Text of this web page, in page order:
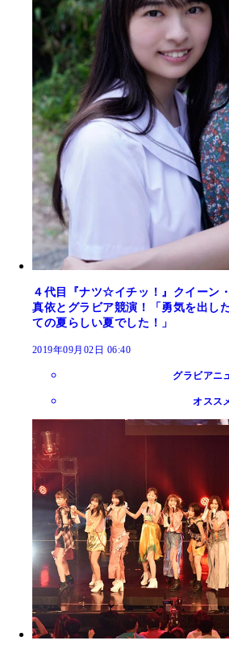
４代目『ナツ☆イチッ！』クイーン
真依とグラビア競演！「勇気を出し
ての夏らしい夏でした！」
2019年09月02日 06:40
グラビアニ
オスス